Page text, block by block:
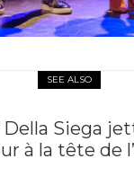
SEE ALSO
Siega
à la tête de